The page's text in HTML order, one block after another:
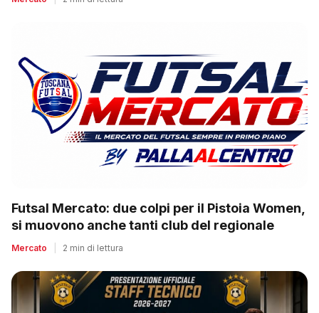
Futsal Mercato: due colpi per il Pistoia Women,
si muovono anche tanti club del regionale
Mercato 2 min di lettura